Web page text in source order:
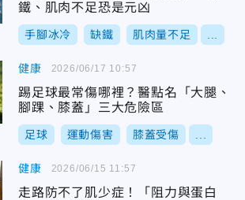
鐵、肌肉不足恐是元凶
手腳冰冷 缺鐵 肌肉量不足
健康
踢足球最常傷哪裡？醫點名「大腿、
腳踝、膝蓋」三大危險區
足球 運動傷害 膝蓋受傷
2026/06/17 10:57
健康
走路防不了肌少症！「阻力與蛋白
2026/06/15 11:57